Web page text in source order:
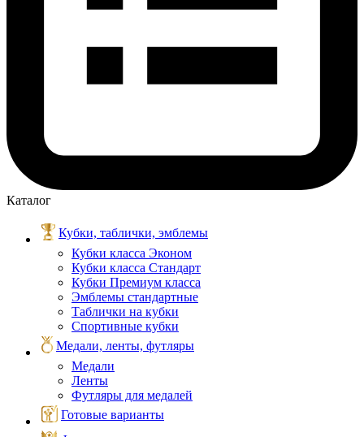
Каталог
Кубки, таблички, эмблемы
Кубки класса Эконом
Кубки класса Стандарт
Кубки Премиум класса
Эмблемы стандартные
Таблички на кубки
Спортивные кубки
Медали, ленты, футляры
Медали
Ленты
Футляры для медалей
Готовые варианты